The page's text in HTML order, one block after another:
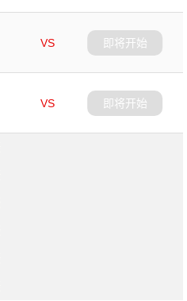
VS
即将开始
VS
即将开始